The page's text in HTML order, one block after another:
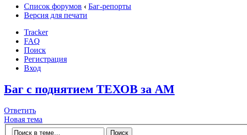
Список форумов ‹ Баг-репорты
Версия для печати
Tracker
FAQ
Поиск
Регистрация
Вход
Баг с поднятием ТЕХОВ за АМ
Ответить
Новая тема